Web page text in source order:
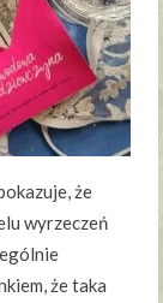
że
wyrzeczeń
że taka